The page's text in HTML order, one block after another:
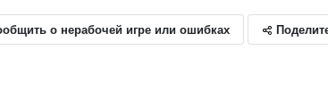
о нерабочей игре или ошибках